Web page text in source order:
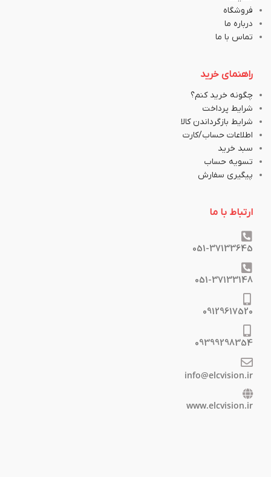
فروشگاه
درباره ما
تماس با ما
راهنمای خرید
چگونه خرید کنم؟
شرایط پرداخت
شرایط بازگرداندن کالا
اطلاعات حساب/کارت
سبد خرید
تسویه حساب
پیگیری سفارش
ارتباط با ما
051-37133645
051-37133148
09129617520
09399298354
info@elcvision.ir
www.elcvision.ir